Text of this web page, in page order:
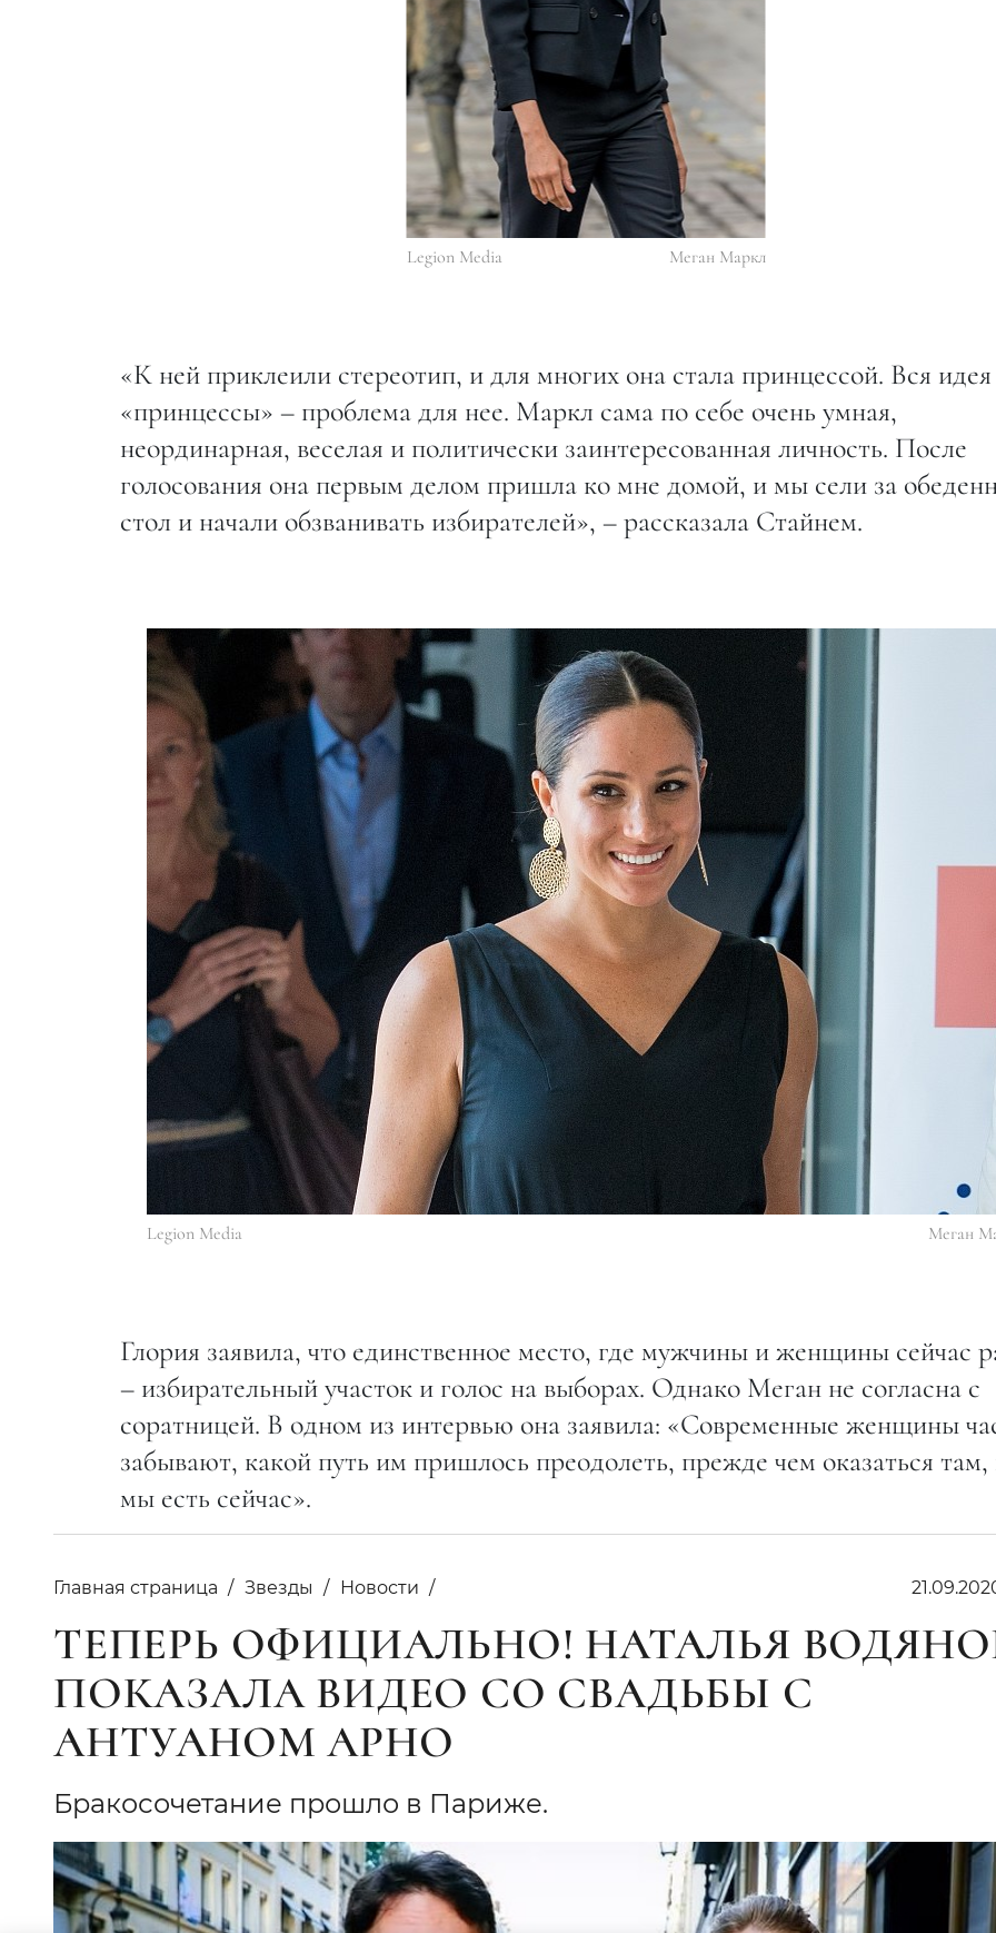
Legion Media Меган Маркл
«К ней приклеили стереотип, и для многих она стала принцессой. Вся идея
«принцессы» – проблема для нее. Маркл сама по себе очень умная,
неординарная, веселая и политически заинтересованная личность. После
голосования она первым делом пришла ко мне домой, и мы сели за
стол и начали обзванивать избирателей», – рассказала Стайнем.
Legion Media Меган
Глория заявила, что единственное место, где мужчины и женщины сейчас
– избирательный участок и голос на выборах. Однако Меган не согласна с
соратницей. В одном из интервью она заявила: «Современные женщины
забывают, какой путь им пришлось преодолеть, прежде чем оказаться там,
мы есть сейчас».
Главная страница Звезды Новости
ТЕПЕРЬ ОФИЦИАЛЬНО! НАТАЛЬЯ
ПОКАЗАЛА ВИДЕО СО СВАДЬБЫ С
АНТУАНОМ АРНО
Бракосочетание прошло в Париже.